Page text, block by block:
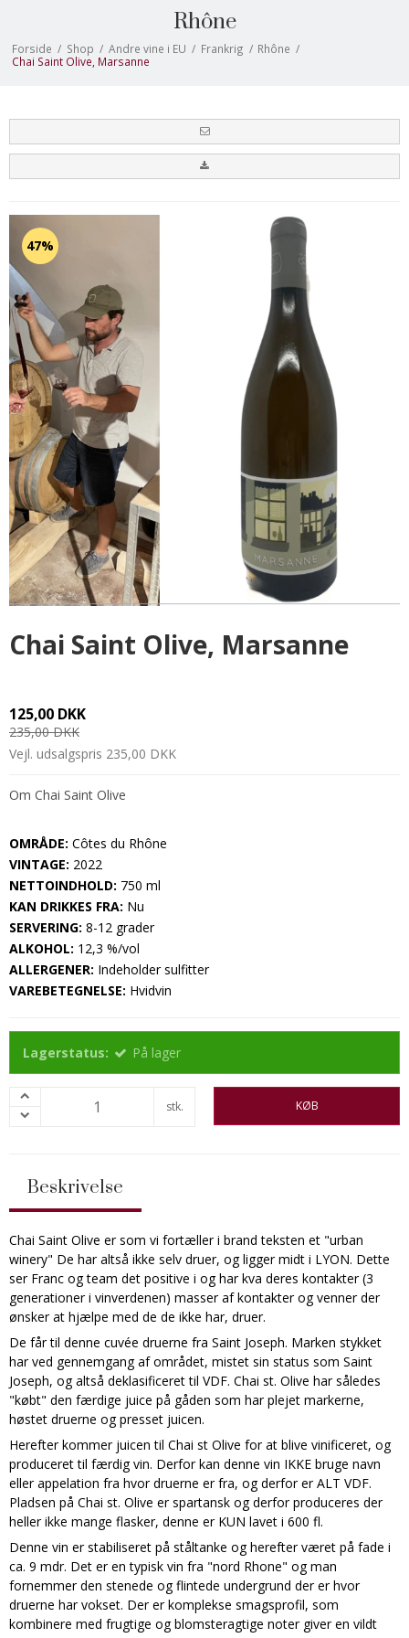
Rhône
Forside / Shop / Andre vine i EU / Frankrig / Rhône /
Chai Saint Olive, Marsanne
47%
Chai Saint Olive, Marsanne
125,00 DKK
235,00 DKK
Vejl. udsalgspris 235,00 DKK
Om Chai Saint Olive
OMRÅDE: Côtes du Rhône
VINTAGE: 2022
NETTOINDHOLD: 750 ml
KAN DRIKKES FRA: Nu
SERVERING: 8-12 grader
ALKOHOL: 12,3 %/vol
ALLERGENER: Indeholder sulfitter
VAREBETEGNELSE: Hvidvin
Lagerstatus: På lager
stk. KØB
Beskrivelse
Chai Saint Olive er som vi fortæller i brand teksten et "urban
winery" De har altså ikke selv druer, og ligger midt i LYON. Dette
ser Franc og team det positive i og har kva deres kontakter (3
generationer i vinverdenen) masser af kontakter og venner der
ønsker at hjælpe med de de ikke har, druer.
De får til denne cuvée druerne fra Saint Joseph. Marken stykket
har ved gennemgang af området, mistet sin status som Saint
Joseph, og altså deklasificeret til VDF. Chai st. Olive har således
"købt" den færdige juice på gåden som har plejet markerne,
høstet druerne og presset juicen.
Herefter kommer juicen til Chai st Olive for at blive vinificeret, og
produceret til færdig vin. Derfor kan denne vin IKKE bruge navn
eller appelation fra hvor druerne er fra, og derfor er ALT VDF.
Pladsen på Chai st. Olive er spartansk og derfor produceres der
heller ikke mange flasker, denne er KUN lavet i 600 fl.
Denne vin er stabiliseret på ståltanke og herefter været på fade i
ca. 9 mdr. Det er en typisk vin fra "nord Rhone" og man
fornemmer den stenede og flintede undergrund der er hvor
druerne har vokset. Der er komplekse smagsprofil, som
kombinere med frugtige og blomsteragtige noter giver en vildt